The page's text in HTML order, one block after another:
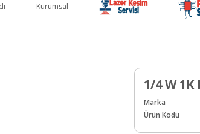
Kurumsal
1/4 W
Marka
Ürün Kodu